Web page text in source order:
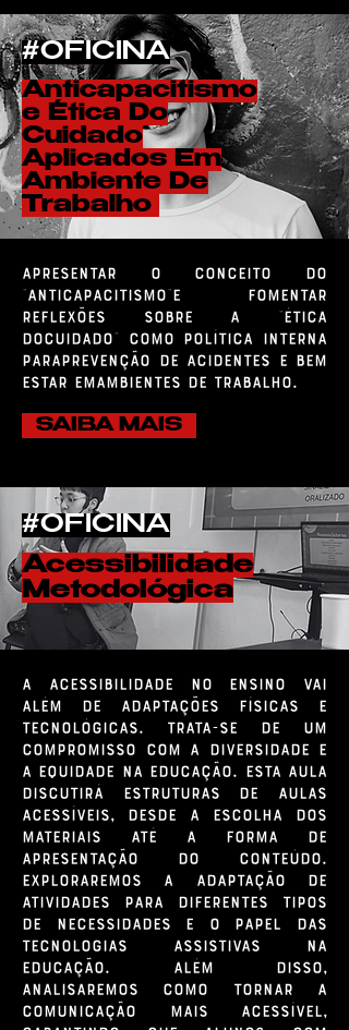
#OFICINA
Anticapacitismo
e Ética Do
Cuidado
Aplicados Em
Ambiente De
Trabalho
Apresentar o conceito do
"Anticapacitismo"e fomentar
reflexões sobre a "Ética
doCuidado" como política interna
paraprevenção de acidentes e bem
estar emAmbientes de Trabalho.
SAIBA MAIS
#OFICINA
Acessibilidade
Metodológica
A acessibilidade no ensino vai
além de adaptações físicas e
tecnológicas. Trata-se de um
compromisso com a diversidade e
a equidade na educação. Esta aula
discutirá estruturas de aulas
acessíveis, desde a escolha dos
materiais até a forma de
apresentação do conteúdo.
Exploraremos a adaptação de
atividades para diferentes tipos
de necessidades e o papel das
tecnologias assistivas na
educação. Além disso,
analisaremos como tornar a
comunicação mais acessível,